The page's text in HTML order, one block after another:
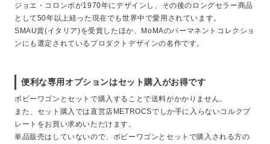
ジョエ・コロンボが1970年にデザインし、その後のロングセラー商品
として50年以上経った現在でも世界中で愛用されています。
SMAU賞(イタリア)を受賞したほか、MoMAのパーマネントコレクショ
ンにも選定されているプロダクトデザインの名作です。
便利な専用オプションはセット購入がお得です
ボビーワゴンとセットで購入することで送料がかかりません。
また、セット購入では直営店METROCSでしか手に入らないコルクプ
レートをお買い求めいただけます。
単品販売はしていないので、ボビーワゴンとセットで購入される方の